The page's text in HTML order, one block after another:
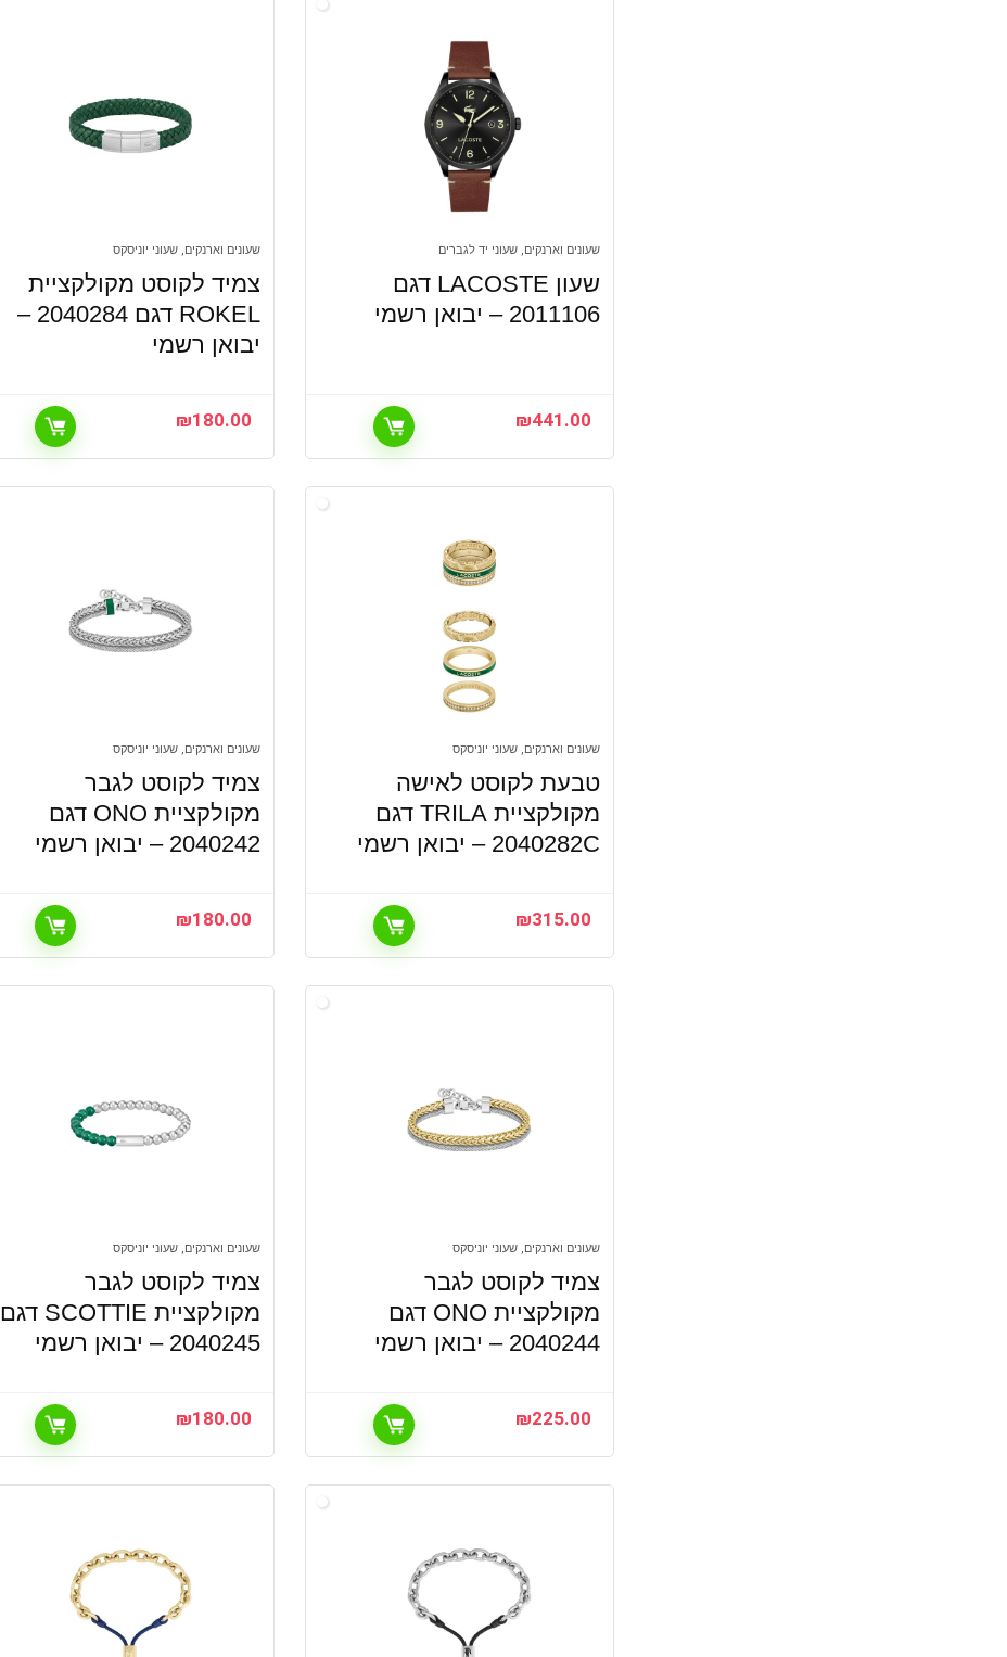
שעונים וארנקים, שעוני יד לגברים
שעון LACOSTE דגם
2011106 – יבואן רשמי
₪441.00
שעונים וארנקים, שעוני יוניסקס
צמיד לקוסט מקולקציית
ROKEL דגם 2040284 –
יבואן רשמי
₪180.00
שעונים וארנקים, שעוני יוניסקס
טבעת לקוסט לאישה
מקולקציית TRILA דגם
2040282C – יבואן רשמי
₪315.00
שעונים וארנקים, שעוני יוניסקס
צמיד לקוסט לגבר
מקולקציית ONO דגם
2040242 – יבואן רשמי
₪180.00
שעונים וארנקים, שעוני יוניסקס
צמיד לקוסט לגבר
מקולקציית ONO דגם
2040244 – יבואן רשמי
₪225.00
שעונים וארנקים, שעוני יוניסקס
צמיד לקוסט לגבר
מקולקציית SCOTTIE דגם
2040245 – יבואן רשמי
₪180.00